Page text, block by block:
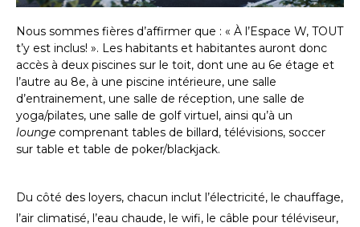
Nous sommes fières d’affirmer que : « À l’Espace W, TOUT
t’y est inclus! ». Les habitants et habitantes auront donc
accès à deux piscines sur le toit, dont une au 6e étage et
l’autre au 8e, à une piscine intérieure, une salle
d’entrainement, une salle de réception, une salle de
yoga/pilates, une salle de golf virtuel, ainsi qu’à un
lounge comprenant tables de billard, télévisions, soccer
sur table et table de poker/blackjack.
Du côté des loyers, chacun inclut l’électricité, le chauffage,
l’air climatisé, l’eau chaude, le wifi, le câble pour téléviseur,